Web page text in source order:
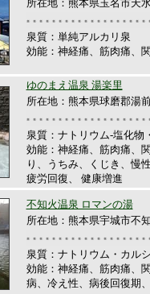
所在地：熊本県玉名市天
泉質：単純アルカリ泉
効能：神経痛、筋肉痛、
ゆのまえ温泉 湯楽里
所在地：熊本県球磨郡湯
泉質：ナトリウム-塩化物
効能：神経痛、筋肉痛、
り、うちみ、くじき、慢
疲労回復、 健康増進
不知火温泉 ロマンの湯
所在地：熊本県宇城市不
泉質：ナトリウム・カル
効能：神経痛、筋肉痛、
病、冷え性、病後回復期